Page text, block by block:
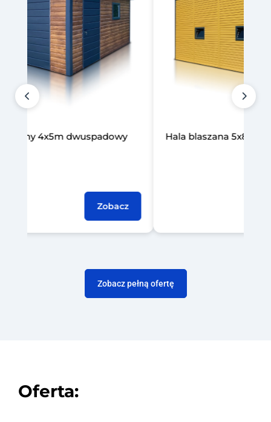
5x8m piaskowy
Zobacz
Domek narzędziowy
Zobacz pełną ofertę
Oferta: